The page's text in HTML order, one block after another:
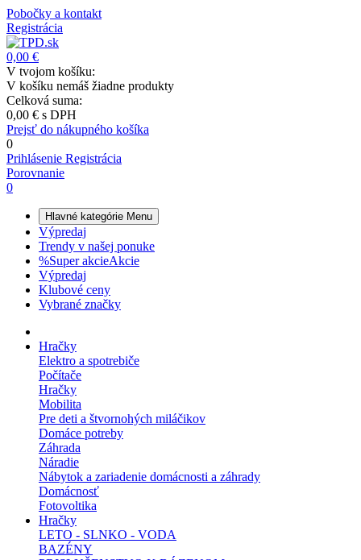
Pobočky a kontakt
Registrácia
0,00 €
V tvojom košíku:
V košíku nemáš žiadne produkty
Celková suma:
0,00 € s DPH
Prejsť do nákupného košíka
0
Prihlásenie Registrácia
Porovnanie
0
Hlavné kategórie Menu
Výpredaj
Trendy v našej ponuke
%Super akcieAkcie
Výpredaj
Klubové ceny
Vybrané značky
Hračky
Elektro a spotrebiče
Počítače
Hračky
Mobilita
Pre deti a štvornohých miláčikov
Domáce potreby
Záhrada
Náradie
Nábytok a zariadenie domácnosti a záhrady
Domácnosť
Fotovoltika
Hračky
LETO - SLNKO - VODA
BAZÉNY